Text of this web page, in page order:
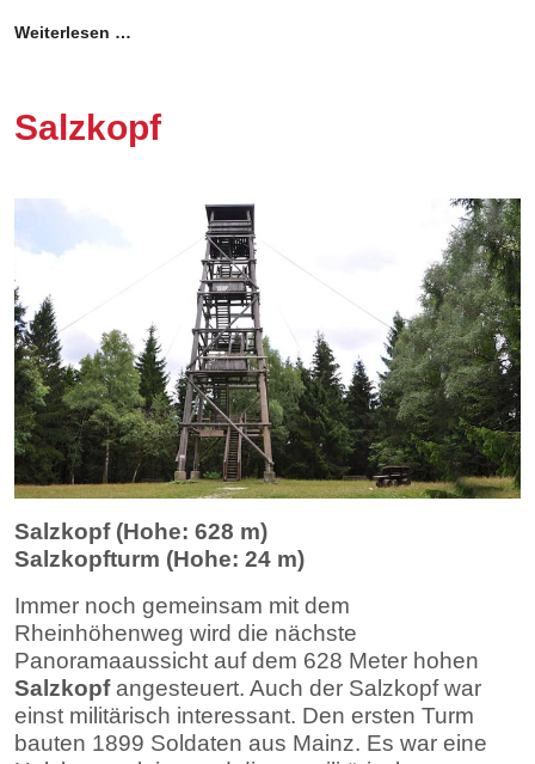
Weiterlesen …
Salzkopf
Salzkopf (Hohe: 628 m)
Salzkopfturm (Hohe: 24 m)
Immer noch gemeinsam mit dem
Rheinhöhenweg wird die nächste
Panoramaaussicht auf dem 628 Meter hohen
Salzkopfangesteuert. Auch der Salzkopf war
einst militärisch interessant. Den ersten Turm
bauten 1899 Soldaten aus Mainz. Es war eine